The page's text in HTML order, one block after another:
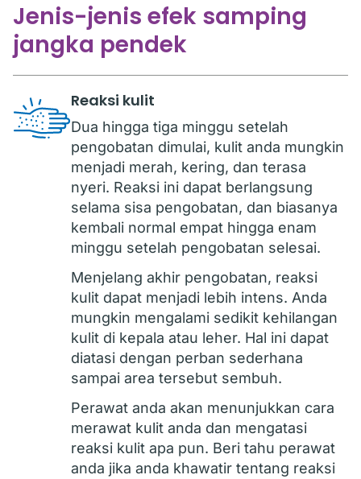
Jenis-jenis efek samping
jangka pendek
Reaksi kulit
Dua hingga tiga minggu setelah
pengobatan dimulai, kulit anda mungkin
menjadi merah, kering, dan terasa
nyeri. Reaksi ini dapat berlangsung
selama sisa pengobatan, dan biasanya
kembali normal empat hingga enam
minggu setelah pengobatan selesai.
Menjelang akhir pengobatan, reaksi
kulit dapat menjadi lebih intens. Anda
mungkin mengalami sedikit kehilangan
kulit di kepala atau leher. Hal ini dapat
diatasi dengan perban sederhana
sampai area tersebut sembuh.
Perawat anda akan menunjukkan cara
merawat kulit anda dan mengatasi
reaksi kulit apa pun. Beri tahu perawat
anda jika anda khawatir tentang reaksi